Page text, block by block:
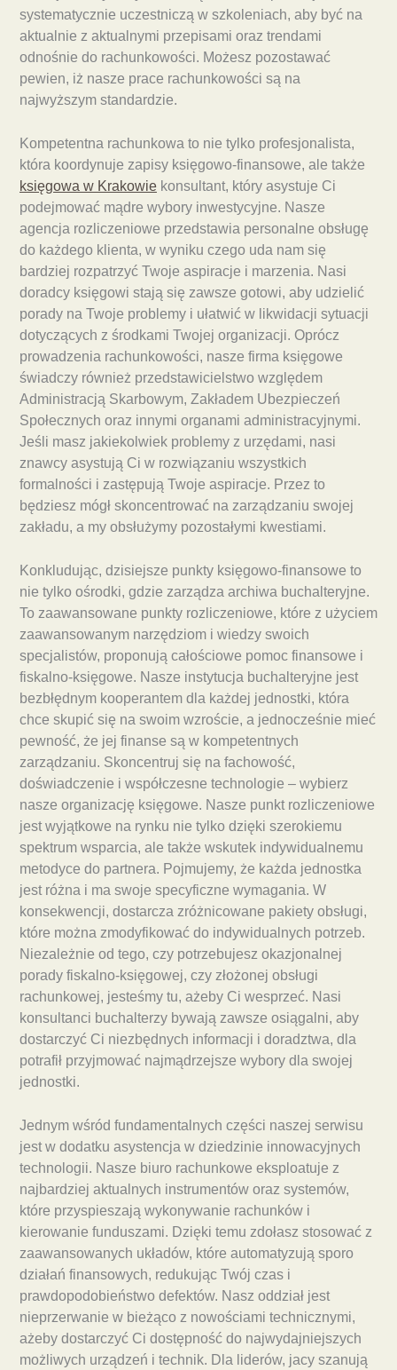
systematycznie uczestniczą w szkoleniach, aby być na
aktualnie z aktualnymi przepisami oraz trendami
odnośnie do rachunkowości. Możesz pozostawać
pewien, iż nasze prace rachunkowości są na
najwyższym standardzie.
Kompetentna rachunkowa to nie tylko profesjonalista,
która koordynuje zapisy księgowo-finansowe, ale także
księgowa w Krakowie konsultant, który asystuje Ci
podejmować mądre wybory inwestycyjne. Nasze
agencja rozliczeniowe przedstawia personalne obsługę
do każdego klienta, w wyniku czego uda nam się
bardziej rozpatrzyć Twoje aspiracje i marzenia. Nasi
doradcy księgowi stają się zawsze gotowi, aby udzielić
porady na Twoje problemy i ułatwić w likwidacji sytuacji
dotyczących z środkami Twojej organizacji. Oprócz
prowadzenia rachunkowości, nasze firma księgowe
świadczy również przedstawicielstwo względem
Administracją Skarbowym, Zakładem Ubezpieczeń
Społecznych oraz innymi organami administracyjnymi.
Jeśli masz jakiekolwiek problemy z urzędami, nasi
znawcy asystują Ci w rozwiązaniu wszystkich
formalności i zastępują Twoje aspiracje. Przez to
będziesz mógł skoncentrować na zarządzaniu swojej
zakładu, a my obsłużymy pozostałymi kwestiami.
Konkludując, dzisiejsze punkty księgowo-finansowe to
nie tylko ośrodki, gdzie zarządza archiwa buchalteryjne.
To zaawansowane punkty rozliczeniowe, które z użyciem
zaawansowanym narzędziom i wiedzy swoich
specjalistów, proponują całościowe pomoc finansowe i
fiskalno-księgowe. Nasze instytucja buchalteryjne jest
bezbłędnym kooperantem dla każdej jednostki, która
chce skupić się na swoim wzroście, a jednocześnie mieć
pewność, że jej finanse są w kompetentnych
zarządzaniu. Skoncentruj się na fachowość,
doświadczenie i współczesne technologie – wybierz
nasze organizację księgowe. Nasze punkt rozliczeniowe
jest wyjątkowe na rynku nie tylko dzięki szerokiemu
spektrum wsparcia, ale także wskutek indywidualnemu
metodyce do partnera. Pojmujemy, że każda jednostka
jest różna i ma swoje specyficzne wymagania. W
konsekwencji, dostarcza zróżnicowane pakiety obsługi,
które można zmodyfikować do indywidualnych potrzeb.
Niezależnie od tego, czy potrzebujesz okazjonalnej
porady fiskalno-księgowej, czy złożonej obsługi
rachunkowej, jesteśmy tu, ażeby Ci wesprzeć. Nasi
konsultanci buchalterzy bywają zawsze osiągalni, aby
dostarczyć Ci niezbędnych informacji i doradztwa, dla
potrafił przyjmować najmądrzejsze wybory dla swojej
jednostki.
Jednym wśród fundamentalnych części naszej serwisu
jest w dodatku asystencja w dziedzinie innowacyjnych
technologii. Nasze biuro rachunkowe eksploatuje z
najbardziej aktualnych instrumentów oraz systemów,
które przyspieszają wykonywanie rachunków i
kierowanie funduszami. Dzięki temu zdołasz stosować z
zaawansowanych układów, które automatyzują sporo
działań finansowych, redukując Twój czas i
prawdopodobieństwo defektów. Nasz oddział jest
nieprzerwanie w bieżąco z nowościami technicznymi,
ażeby dostarczyć Ci dostępność do najwydajniejszych
możliwych urządzeń i technik. Dla liderów, jacy szanują